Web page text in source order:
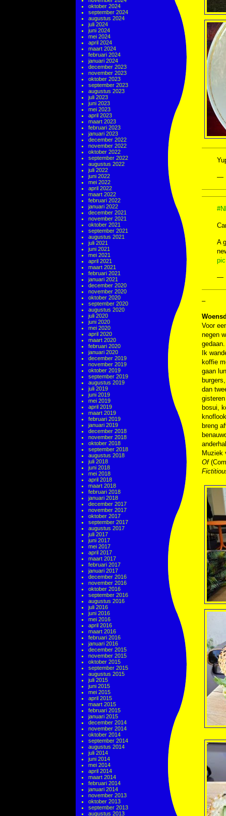
oktober 2024
september 2024
augustus 2024
juli 2024
juni 2024
mei 2024
april 2024
maart 2024
februari 2024
januari 2024
december 2023
november 2023
oktober 2023
september 2023
augustus 2023
juli 2023
juni 2023
mei 2023
april 2023
maart 2023
februari 2023
januari 2023
december 2022
november 2022
oktober 2022
september 2022
augustus 2022
juli 2022
juni 2022
mei 2022
april 2022
maart 2022
februari 2022
januari 2022
december 2021
november 2021
oktober 2021
september 2021
augustus 2021
juli 2021
juni 2021
mei 2021
april 2021
maart 2021
februari 2021
januari 2021
december 2020
november 2020
oktober 2020
september 2020
augustus 2020
juli 2020
juni 2020
mei 2020
april 2020
maart 2020
februari 2020
januari 2020
december 2019
november 2019
oktober 2019
september 2019
augustus 2019
juli 2019
juni 2019
mei 2019
april 2019
maart 2019
februari 2019
januari 2019
december 2018
november 2018
oktober 2018
september 2018
augustus 2018
juli 2018
juni 2018
mei 2018
april 2018
maart 2018
februari 2018
januari 2018
december 2017
november 2017
oktober 2017
september 2017
augustus 2017
juli 2017
juni 2017
mei 2017
april 2017
maart 2017
februari 2017
januari 2017
december 2016
november 2016
oktober 2016
september 2016
augustus 2016
juli 2016
juni 2016
mei 2016
april 2016
maart 2016
februari 2016
januari 2016
december 2015
november 2015
oktober 2015
september 2015
augustus 2015
juli 2015
juni 2015
mei 2015
april 2015
maart 2015
februari 2015
januari 2015
december 2014
november 2014
oktober 2014
september 2014
augustus 2014
juli 2014
juni 2014
mei 2014
april 2014
maart 2014
februari 2014
januari 2014
november 2013
oktober 2013
september 2013
augustus 2013
—
A
—
–
Voor
negen
Ik
koffie
gaan
dan
bosui,
breng
Muziek
Of